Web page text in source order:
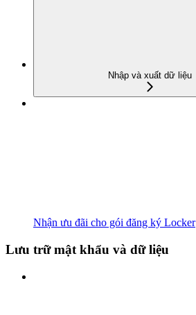
Nhập và xuất dữ liệu
Nhận ưu đãi cho gói đăng ký Locker
Lưu trữ mật khẩu và dữ liệu